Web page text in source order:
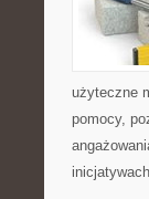
użyteczne
pomocy,